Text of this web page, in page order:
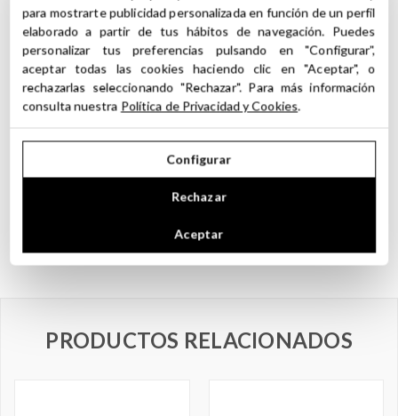
Precauciones y recomendaciones de uso de
los Absolutos
No ingerir. No consumo interno.
Evitar el contacto con los ojos y mucosas.
Evitar en casos de asma, hipertensión y afección renal, epilepsia.
PRODUCTOS RELACIONADOS
para mostrarte publicidad personalizada en función de un perfil
elaborado a partir de tus hábitos de navegación. Puedes
personalizar tus preferencias pulsando en "Configurar",
aceptar todas las cookies haciendo clic en "Aceptar", o
rechazarlas seleccionando "Rechazar". Para más información
consulta nuestra Política de Privacidad y Cookies.
Configurar
Rechazar
Aceptar